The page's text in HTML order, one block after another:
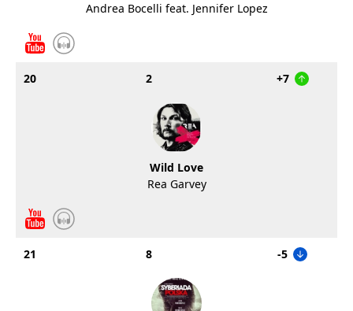
Andrea Bocelli feat. Jennifer Lopez
20 2 +7
Wild Love
Rea Garvey
21 8 -5